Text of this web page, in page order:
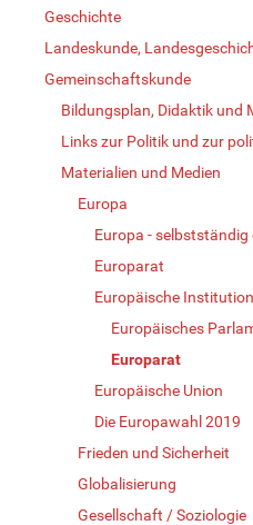
Geschichte
Landeskunde,
Gemeinschaftskunde
Bildungsplan, Didaktik und
Links zur Politik und zur
Materialien und Medien
Europa
Europa - selbstständig
Europarat
Europäische
Europäisches
Europarat
Europäische Union
Die Europawahl 2019
Frieden und Sicherheit
Globalisierung
Gesellschaft / Soziologie